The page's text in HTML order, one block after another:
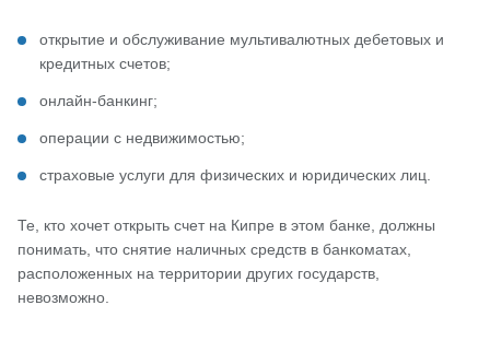
открытие и обслуживание мультивалютных дебетовых и
кредитных счетов;
онлайн-банкинг;
операции с недвижимостью;
страховые услуги для физических и юридических лиц.
Те, кто хочет открыть счет на Кипре в этом банке, должны
понимать, что снятие наличных средств в банкоматах,
расположенных на территории других государств,
невозможно.